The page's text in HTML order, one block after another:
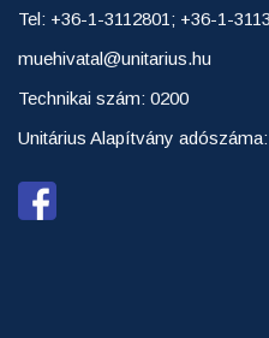
Tel: +36-1-3112801; +36-1-
muehivatal@unitarius.hu
Technikai szám: 0200
Unitárius Alapítvány